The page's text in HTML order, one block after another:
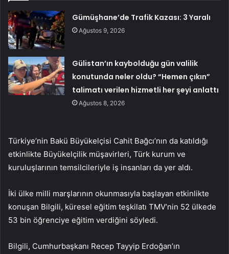
Gümüşhane’de Trafik Kazası: 3 Yaralı
Ağustos 9, 2026
Gülistan’ın kaybolduğu gün valilik
konutunda neler oldu? “Hemen çıkın”
talimatı verilen hizmetli her şeyi anlattı
Ağustos 8, 2026
Türkiye’nin Bakü Büyükelçisi Cahit Bağcı’nın da katıldığı
etkinlikte Büyükelçilik müşavirleri, Türk kurum ve
kuruluşlarının temsilcileriyle iş insanları da yer aldı.
İki ülke milli marşlarının okunmasıyla başlayan etkinlikte
konuşan Bilgili, küresel eğitim teşkilatı TMV’nin 52 ülkede
53 bin öğrenciye eğitim verdiğini söyledi.
Bilgili, Cumhurbaşkanı Recep Tayyip Erdoğan’ın